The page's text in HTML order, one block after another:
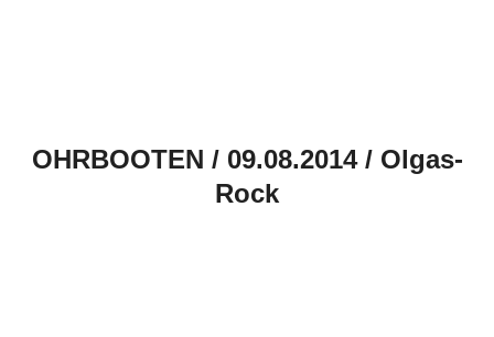
OHRBOOTEN / 09.08.2014 / Olgas-
Rock